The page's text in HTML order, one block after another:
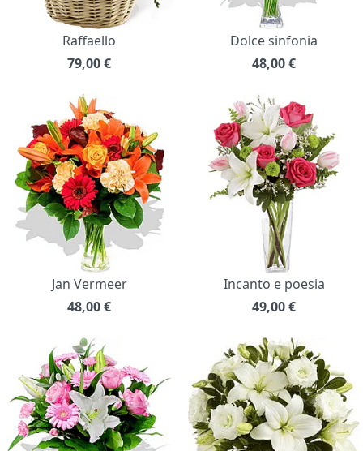
Raffaello
79,00€
Dolce sinfonia
48,00€
Jan Vermeer
48,00€
Incanto e poesia
49,00€